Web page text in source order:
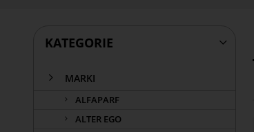
KATEGORIE
MARKI
ALFAPARF
ALTER EGO